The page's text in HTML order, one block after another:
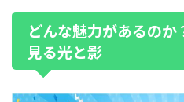
どんな魅力があるの
見る光と影